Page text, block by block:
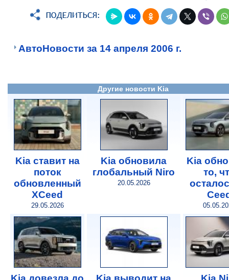
АвтоНовости за 14 апреля 2006 г.
Другие новости Kia
Kia ставит на
поток
обновленный
XCeed
29.05.2026
Kia обновила
глобальный Niro
20.05.2026
Kia
то,